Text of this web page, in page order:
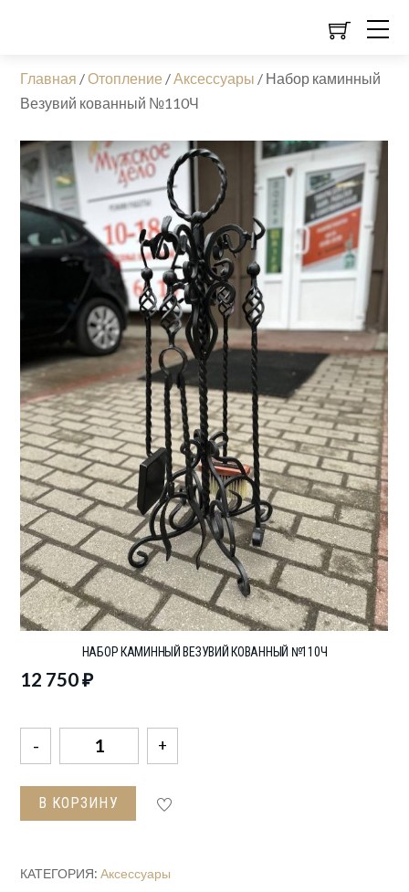
Главная /Отопление /Аксессуары / Набор каминный
Везувий кованный №110Ч
НАБОР КАМИННЫЙ ВЕЗУВИЙ КОВАННЫЙ №110Ч
12 750₽
Количество
товара
Набор
каминный
В КОРЗИНУ
КАТЕГОРИЯ:Аксессуары